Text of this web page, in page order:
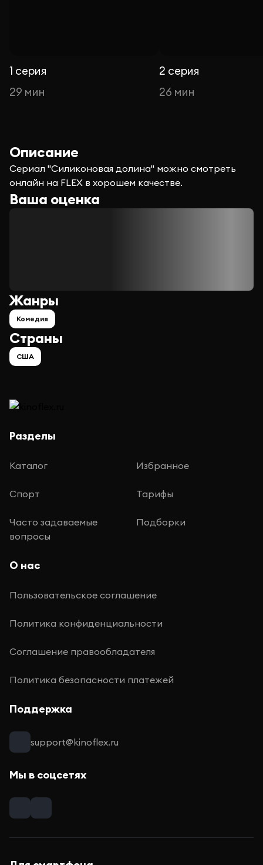
1 серия
29 мин
2 серия
26 мин
Описание
Сериал "Силиконовая долина" можно смотреть
онлайн на FLEX в хорошем качестве.
Ваша оценка
Страны
США
Жанры
Комедия
Разделы
Каталог Избранное
Спорт Тарифы
Часто задаваемые
вопросы
Подборки
О нас
Пользовательское соглашение
Политика конфиденциальности
Соглашение правообладателя
Политика безопасности платежей
Поддержка
support@kinoflex.ru
Мы в соцсетях